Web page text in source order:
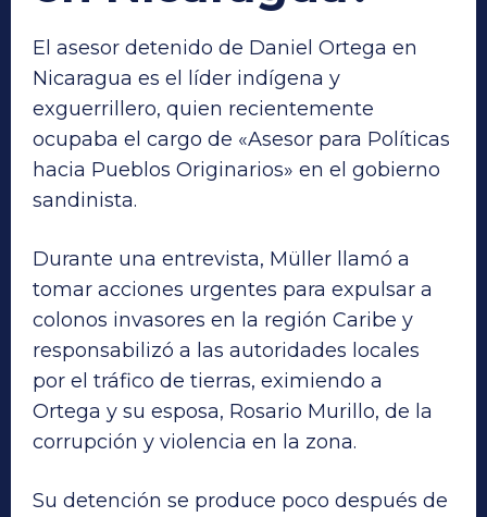
El asesor detenido de Daniel Ortega en
Nicaragua es el líder indígena y
exguerrillero, quien recientemente
ocupaba el cargo de «Asesor para Políticas
hacia Pueblos Originarios» en el gobierno
sandinista.
Durante una entrevista, Müller llamó a
tomar acciones urgentes para expulsar a
colonos invasores en la región Caribe y
responsabilizó a las autoridades locales
por el tráfico de tierras, eximiendo a
Ortega y su esposa, Rosario Murillo, de la
corrupción y violencia en la zona.
Su detención se produce poco después de